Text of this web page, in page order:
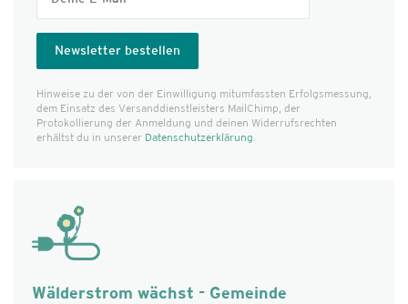
Hinweise zu der von der Einwilligung mitumfassten Erfolgs­messung,
dem Einsatz des Versanddienst­leisters MailChimp, der
Protokollierung der Anmeldung und deinen Widerrufsrechten
erhältst du in unserer Datenschutzerklärung.
Wälderstrom wächst - Gemeinde